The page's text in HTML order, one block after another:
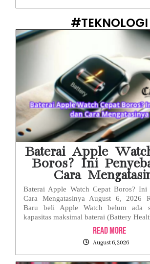
#TEKNOLOGI
Baterai Apple
Boros? Ini
Cara
Baterai Apple Watch Cepat Boros? Ini
Cara Mengatasinya August 6, 2026
Baru beli Apple Watch belum ada
kapasitas maksimal baterai (Battery
Read More
August 6, 2026